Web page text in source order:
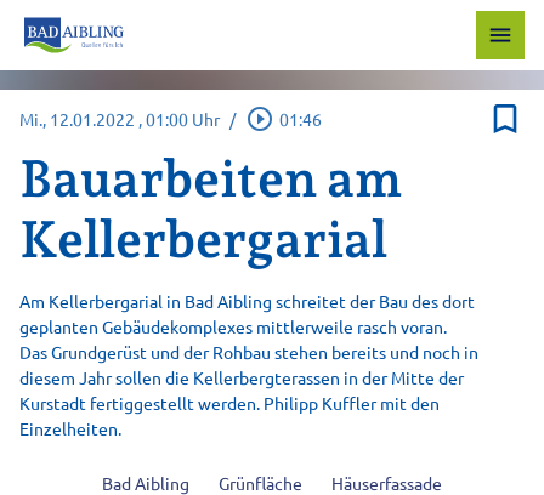
menu
Mi., 12.01.2022 , 01:00 Uhr / play_circle_outline 01:46 bookmark_border
Bauarbeiten am
Kellerbergarial
Am Kellerbergarial in Bad Aibling schreitet der Bau des dort
geplanten Gebäudekomplexes mittlerweile rasch voran.
Das Grundgerüst und der Rohbau stehen bereits und noch in
diesem Jahr sollen die Kellerbergterassen in der Mitte der
Kurstadt fertiggestellt werden. Philipp Kuffler mit den
Einzelheiten.
Bad Aibling Grünfläche Häuserfassade